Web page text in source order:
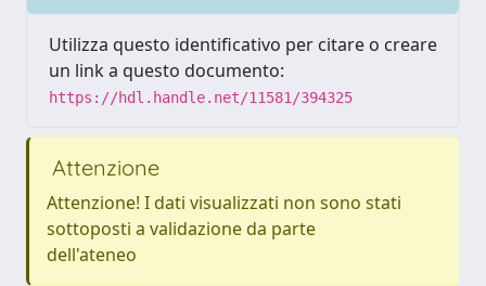
Utilizza questo identificativo per citare o creare
un link a questo documento:
https://hdl.handle.net/11581/394325
Attenzione
Attenzione! I dati visualizzati non sono stati
sottoposti a validazione da parte
dell'ateneo